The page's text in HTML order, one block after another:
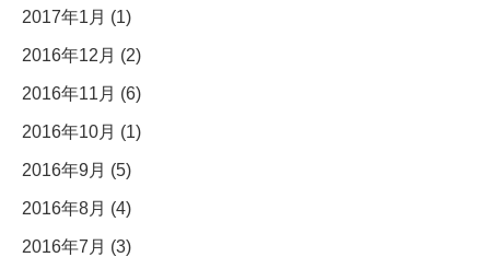
2017年1月 (1)
2016年12月 (2)
2016年11月 (6)
2016年10月 (1)
2016年9月 (5)
2016年8月 (4)
2016年7月 (3)